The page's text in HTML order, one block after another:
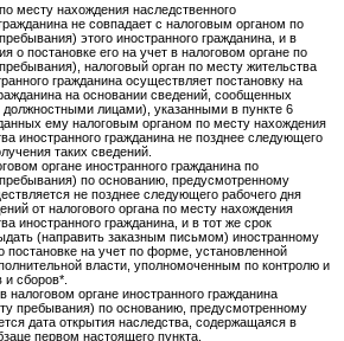
месту нахождения наследственного
не совпадает с налоговым органом по
этого иностранного гражданина, и в
о постановке его на учет в налоговом органе по
налоговый орган по месту жительства
гражданина осуществляет постановку на
на основании сведений, сообщенных
должностными лицами), указанными в пункте 6
ему налоговым органом по месту нахождения
иностранного гражданина не позднее следующего
таких сведений.
органе иностранного гражданина по
по основанию, предусмотренному
не позднее следующего рабочего дня
от налогового органа по месту нахождения
иностранного гражданина, и в тот же срок
(направить заказным письмом) иностранному
постановке на учет по форме, установленной
власти, уполномоченным по контролю и
и сборов*.
налоговом органе иностранного гражданина
пребывания) по основанию, предусмотренному
дата открытия наследства, содержащаяся в
первом настоящего пункта.